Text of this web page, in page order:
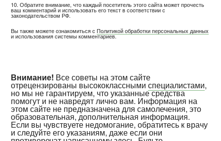
10. Обратите внимание, что каждый посетитель этого сайта может прочесть
ваш комментарий и использовать его текст в соответствии с
законодательством РФ.
Вы также можете ознакомиться сПолитикой обработки персональных данных
и использования системы комментариев.
Внимание! Все советы на этом сайте
отрецензированы высококласснымиспециалистами,
но мы не гарантируем, что указанные средства
помогут и не навредят лично вам. Информация на
этом сайте не предназначена для самолечения, это
образовательная, дополнительная информация.
Если вы чувствуете недомогание, обратитесь к врачу
и следуйте его указаниям, даже если они